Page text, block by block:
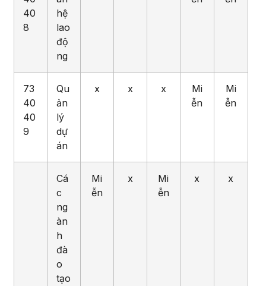
40
8
hệ
lao
độ
ng
73
40
40
9
Qu
ản
lý
dự
án
x x x
Mi
ễn
Mi
ễn
Cá
c
ng
àn
h
đà
o
tạo
Mi
ễn
x
Mi
ễn
x x